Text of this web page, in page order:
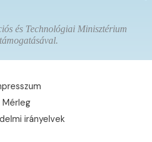
és Technológiai Minisztérium
támogatásával.
Mérleg
irányelvek